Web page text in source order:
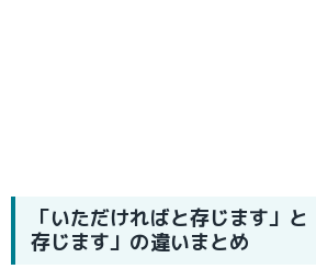
「いただければと存じます」
存じます」の違いまとめ